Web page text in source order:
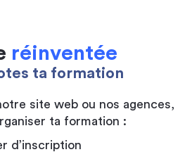
réinventée
ta formation
site web ou nos agences,
ta formation :
d’inscription